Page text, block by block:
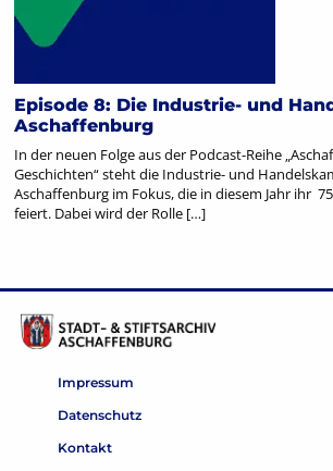
Episode 8: Die Industrie- und
Aschaffenburg
In der neuen Folge aus der Podcast-Reihe
Geschichten“ steht die Industrie- und
Aschaffenburg im Fokus, die in diesem Jahr ihr
feiert. Dabei wird der Rolle […]
Impressum
Datenschutz
Kontakt